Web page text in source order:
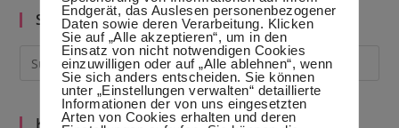
Suche im Blog
Kategorien
Endgerät, das Auslesen personenbezogener
Daten sowie deren Verarbeitung. Klicken
Sie auf „Alle akzeptieren“, um in den
Einsatz von nicht notwendigen Cookies
einzuwilligen oder auf „Alle ablehnen“, wenn
Sie sich anders entscheiden. Sie können
unter „Einstellungen verwalten“ detaillierte
Informationen der von uns eingesetzten
Arten von Cookies erhalten und deren